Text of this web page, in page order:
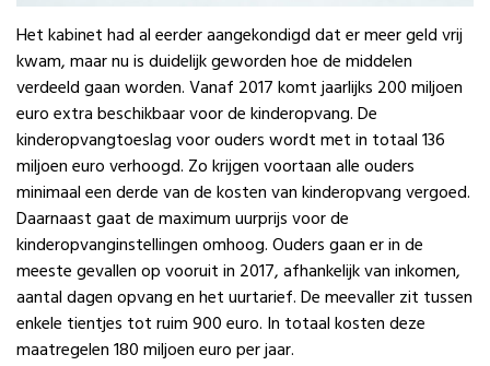
Het kabinet had al eerder aangekondigd dat er meer geld vrij
kwam, maar nu is duidelijk geworden hoe de middelen
verdeeld gaan worden. Vanaf 2017 komt jaarlijks 200 miljoen
euro extra beschikbaar voor de kinderopvang. De
kinderopvangtoeslag voor ouders wordt met in totaal 136
miljoen euro verhoogd. Zo krijgen voortaan alle ouders
minimaal een derde van de kosten van kinderopvang vergoed.
Daarnaast gaat de maximum uurprijs voor de
kinderopvanginstellingen omhoog. Ouders gaan er in de
meeste gevallen op vooruit in 2017, afhankelijk van inkomen,
aantal dagen opvang en het uurtarief. De meevaller zit tussen
enkele tientjes tot ruim 900 euro. In totaal kosten deze
maatregelen 180 miljoen euro per jaar.